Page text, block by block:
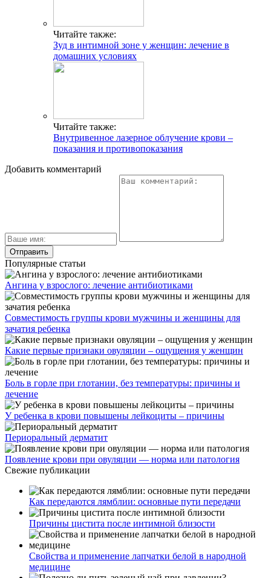
Читайте также:
Зуд в интимной зоне у женщин: лечение в
домашних условиях
Читайте также:
Внутривенное лазерное облучение крови –
показания и противопоказания
Добавить комментарий
Популярные статьи
Ангина у взрослого: лечение антибиотиками
Совместимость группы крови мужчины и женщины для
зачатия ребенка
Какие первые признаки овуляции – ощущения у женщин
Боль в горле при глотании, без температуры: причины и
лечение
У ребенка в крови повышены лейкоциты – причины
Периоральный дерматит
Появление крови при овуляции — норма или патология
Свежие публикации
Как передаются лямблии: основные пути передачи
Причины цистита после интимной близости
Свойства и применение лапчатки белой в народной
медицине